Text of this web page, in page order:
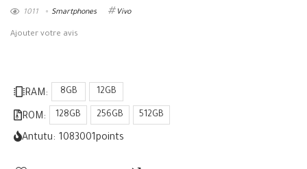
1011 Smartphones Vivo
Ajouter votre avis
RAM: 8GB 12GB
ROM: 128GB 256GB 512GB
Antutu: 1083001points